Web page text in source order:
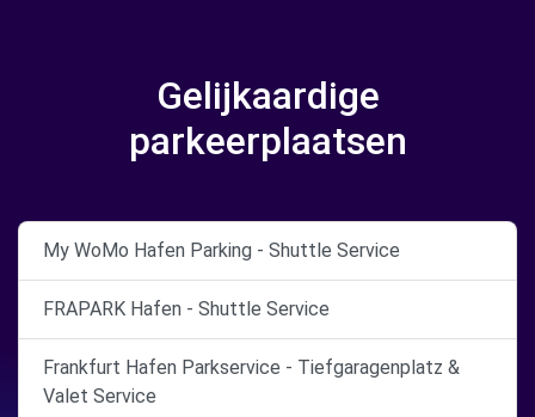
Gelijkaardige
parkeerplaatsen
My WoMo Hafen Parking - Shuttle Service
FRAPARK Hafen - Shuttle Service
Frankfurt Hafen Parkservice - Tiefgaragenplatz &
Valet Service